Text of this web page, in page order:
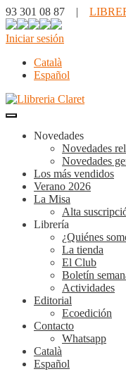
93 301 08 87 |
Iniciar sesión
Català
Español
Novedades
Novedades
Novedades
Los más vendidos
Verano 2026
La Misa
Alta
Librería
¿Quiénes
La tienda
El Club
Boletín
Actividades
Editorial
Ecoedición
Contacto
Whatsapp
Català
Español